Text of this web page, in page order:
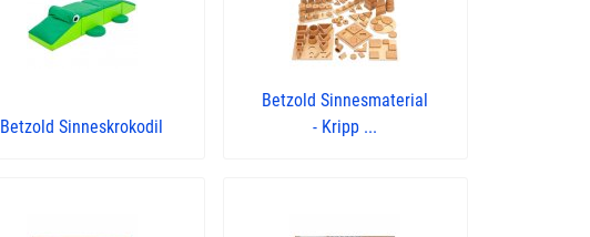
Betzold Sinneskrokodil
Betzold Sinnesmaterial
- Kripp ...